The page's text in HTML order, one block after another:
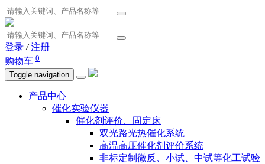
登录 / 注册
购物车 0
Toggle navigation
产品中心
催化实验仪器
催化剂评价、固定床
双光路光热催化系统
高温高压催化剂评价系统
非标定制微反、小试、中试等化工试验